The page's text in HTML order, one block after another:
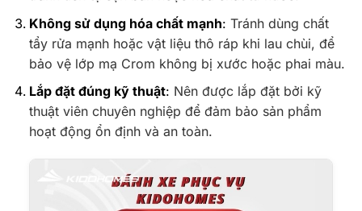
Không sử dụng hóa chất mạnh: Tránh dùng chất
tẩy rửa mạnh hoặc vật liệu thô ráp khi lau chùi, để
bảo vệ lớp mạ Crom không bị xước hoặc phai màu.
Lắp đặt đúng kỹ thuật: Nên được lắp đặt bởi kỹ
thuật viên chuyên nghiệp để đảm bảo sản phẩm
hoạt động ổn định và an toàn.